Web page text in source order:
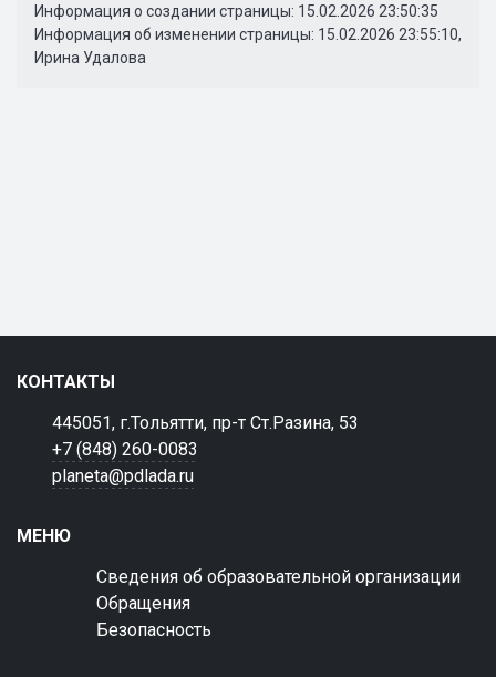
Информация о создании страницы: 15.02.2026 23:50:35
Информация об изменении страницы: 15.02.2026 23:55:10,
Ирина Удалова
КОНТАКТЫ
445051, г.Тольятти, пр-т Ст.Разина, 53
+7 (848) 260-0083
planeta@pdlada.ru
МЕНЮ
Сведения об образовательной организации
Обращения
Безопасность